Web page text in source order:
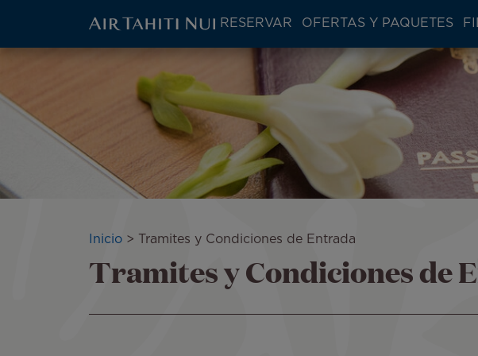
contenido
principal
Main
RESERVAR OFERTAS Y PAQUETES
Sobrescribir
de
a
Inicio Tramites y Condiciones de Entrada
Tramites y Condiciones de